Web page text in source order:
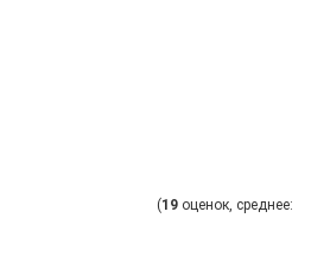
(19 оценок, среднее: